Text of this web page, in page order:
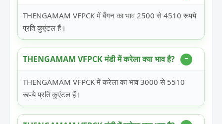
THENGAMAM VFPCK में बैंगन का भाव 2500 से 4510 रूपये
प्रति कुएंटल हैं।
THENGAMAM VFPCK मंडी में करेला क्या भाव है?
THENGAMAM VFPCK में करेला का भाव 3000 से 5510
रूपये प्रति कुएंटल हैं।